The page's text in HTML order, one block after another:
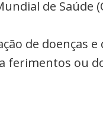
de
de
ferimentos ou